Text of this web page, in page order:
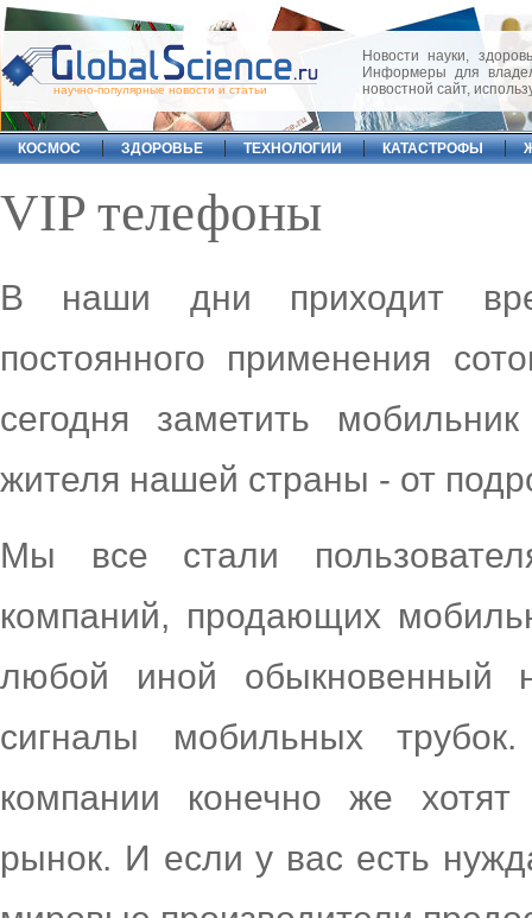
научно-популярные новости и статьи
Новости науки,
Информеры для
новостной сайт,
КОСМОС ЗДОРОВЬЕ ТЕХНОЛОГИИ КАТАСТРОФЫ
VIP телефоны
В наши дни приходит
постоянного применения
сегодня заметить
жителя нашей страны - от
Мы все стали
компаний, продающих
любой иной обыкновенный
сигналы мобильных
компании конечно же хотят
рынок. И если у вас есть